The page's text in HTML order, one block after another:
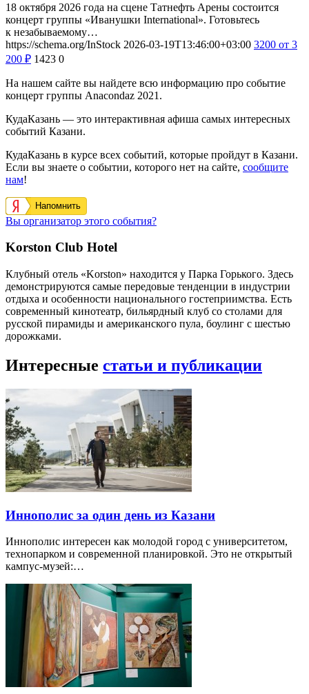
18 октября 2026 года на сцене Татнефть Арены состоится
концерт группы «Иванушки International». Готовьтесь
к незабываемому…
https://schema.org/InStock 2026-03-19T13:46:00+03:00 3200 от 3
200 ₽ 1423 0
На нашем сайте вы найдете всю информацию про событие
концерт группы Anacondaz 2021.
КудаКазань — это интерактивная афиша самых интересных
событий Казани.
КудаКазань в курсе всех событий, которые пройдут в Казани.
Если вы знаете о событии, которого нет на сайте, сообщите
нам!
Напомнить
Вы организатор этого события?
Korston Club Hotel
Клубный отель «Korston» находится у Парка Горького. Здесь
демонстрируются самые передовые тенденции в индустрии
отдыха и особенности национального гостеприимства. Есть
современный кинотеатр, бильярдный клуб со столами для
русской пирамиды и американского пула, боулинг с шестью
дорожками.
Интересные статьи и публикации
Иннополис за один день из Казани
Иннополис интересен как молодой город с университетом,
технопарком и современной планировкой. Это не открытый
кампус-музей:…